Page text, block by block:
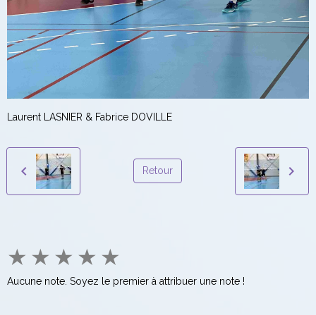
Laurent LASNIER & Fabrice DOVILLE
Retour
★ ★ ★ ★ ★
Aucune note. Soyez le premier à attribuer une note !